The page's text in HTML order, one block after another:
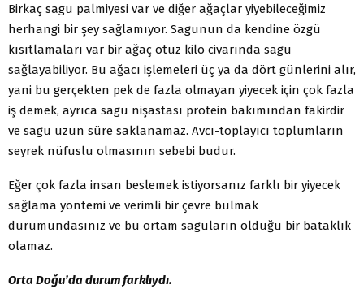
Birkaç sagu palmiyesi var ve diğer ağaçlar yiyebileceğimiz
herhangi bir şey sağlamıyor. Sagunun da kendine özgü
kısıtlamaları var bir ağaç otuz kilo civarında sagu
sağlayabiliyor. Bu ağacı işlemeleri üç ya da dört günlerini alır,
yani bu gerçekten pek de fazla olmayan yiyecek için çok fazla
iş demek, ayrıca sagu nişastası protein bakımından fakirdir
ve sagu uzun süre saklanamaz. Avcı-toplayıcı toplumların
seyrek nüfuslu olmasının sebebi budur.
Eğer çok fazla insan beslemek istiyorsanız farklı bir yiyecek
sağlama yöntemi ve verimli bir çevre bulmak
durumundasınız ve bu ortam saguların olduğu bir bataklık
olamaz.
Orta Doğu’da durum farklıydı.